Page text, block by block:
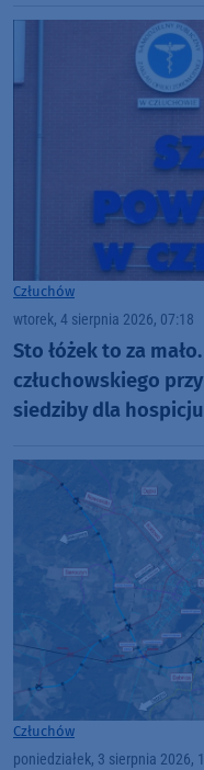
Człuchów
wtorek, 4 sierpnia 2026, 07:18
Sto łóżek to za
człuchowskiego
siedziby dla
Człuchów
poniedziałek, 3 sierpnia 2026,